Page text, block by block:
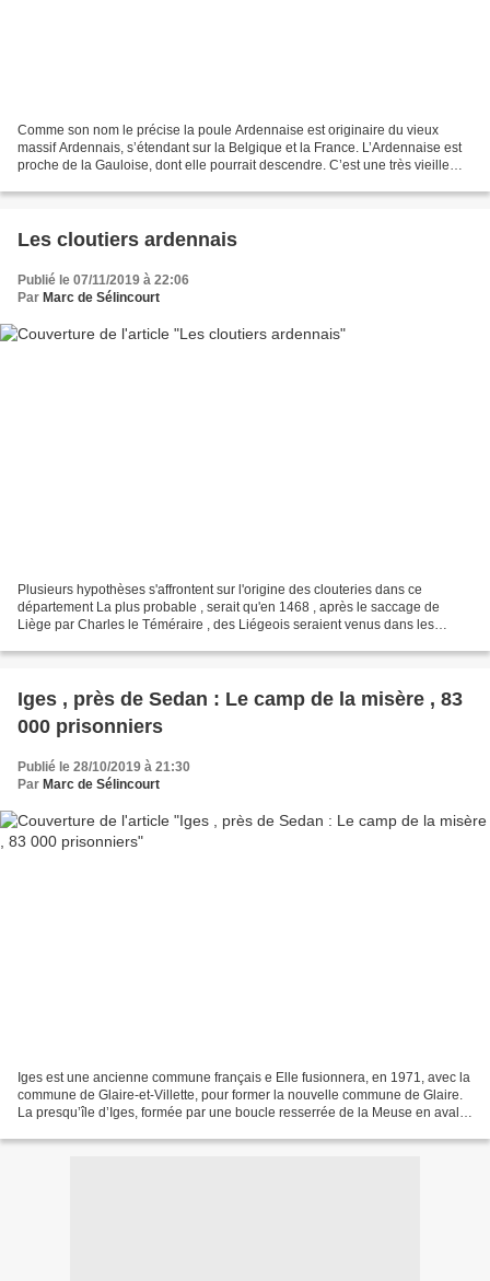
Comme son nom le précise la poule Ardennaise est originaire du vieux
massif Ardennais, s’étendant sur la Belgique et la France. L’Ardennaise est
proche de la Gauloise, dont elle pourrait descendre. C’est une très vieille
Les cloutiers ardennais
Publié le 07/11/2019 à 22:06
Par Marc de Sélincourt
Plusieurs hypothèses s'affrontent sur l'origine des clouteries dans ce
département La plus probable , serait qu'en 1468 , après le saccage de
Liège par Charles le Téméraire , des Liégeois seraient venus dans les
Iges , près de Sedan : Le camp de la misère , 83
000 prisonniers
Publié le 28/10/2019 à 21:30
Par Marc de Sélincourt
Iges est une ancienne commune français e Elle fusionnera, en 1971, avec la
commune de Glaire-et-Villette, pour former la nouvelle commune de Glaire.
La presqu’île d’Iges, formée par une boucle resserrée de la Meuse en aval